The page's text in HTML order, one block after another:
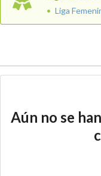
Liga
Aún no se